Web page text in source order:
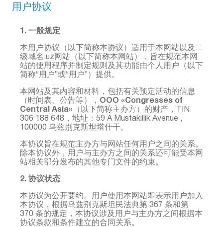
用户协议
1. 一般规定
本用户协议（以下简称本协议）适用于本网站以及二
级域名.uz网站（以下简称本网站），旨在规范本网
站的使用程序并制定规则及其功能由个人用户（以下
简称“用户”或“用户”）提供。
本网站及其内容和材料，包括有关预定活动的信息
（时间表、公告等）， OOO «Congresses of
Central Asia» （以下简称主办方）的财产，TIN
306 188 648，地址：59 A Mustakillik Avenue ,
100000 乌兹别克斯坦塔什干。
本协议旨在规范主办方与网站任何用户之间的关系。
除本协议外，用户与主办方之间的关系还可能受本网
站相关部分发布的其他专门文件的约束。
2. 协议状态
本协议为公开要约。用户使用本网站即表示用户加入
本协议，根据乌兹别克斯坦民法典第 367 条和第
370 条的规定，本协议涉及用户与主办方之间根据本
协议条款和条件建立的合同关系。